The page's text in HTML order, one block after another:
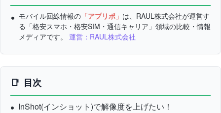
モバイル回線情報の 「アプリポ」 は、RAUL株式会社が運営す
る「格安スマホ・格安SIM・通信キャリア」領域の比較・情報
メディアです。 運営：RAUL株式会社
目次
InShot(インショット)で解像度を上げたい！